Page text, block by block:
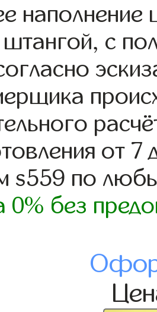
штангой, с
от 7
s559 по
0% без